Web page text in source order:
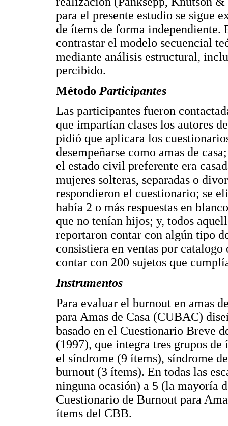
para el presente estudio se sigue
de ítems de forma independiente.
contrastar el modelo secuencial
mediante análisis estructural,
percibido.
Método Participantes
Las participantes fueron
que impartían clases los autores
pidió que aplicara los
desempeñarse como amas de
el estado civil preferente era
mujeres solteras, separadas o
respondieron el cuestionario; se
había 2 o más respuestas en
que no tenían hijos; y, todos
reportaron contar con algún tipo
consistiera en ventas por
contar con 200 sujetos que
Instrumentos
Para evaluar el burnout en amas
para Amas de Casa (CUBAC)
basado en el Cuestionario Breve
(1997), que integra tres grupos
el síndrome (9 ítems), síndrome
burnout (3 ítems). En todas las
ninguna ocasión) a 5 (la mayoría
Cuestionario de Burnout para
ítems del CBB.